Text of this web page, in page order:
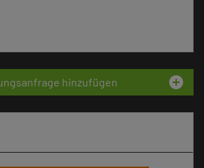
hinzufügen add_circle